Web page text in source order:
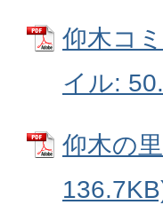
仰木コ
イル:
仰木の